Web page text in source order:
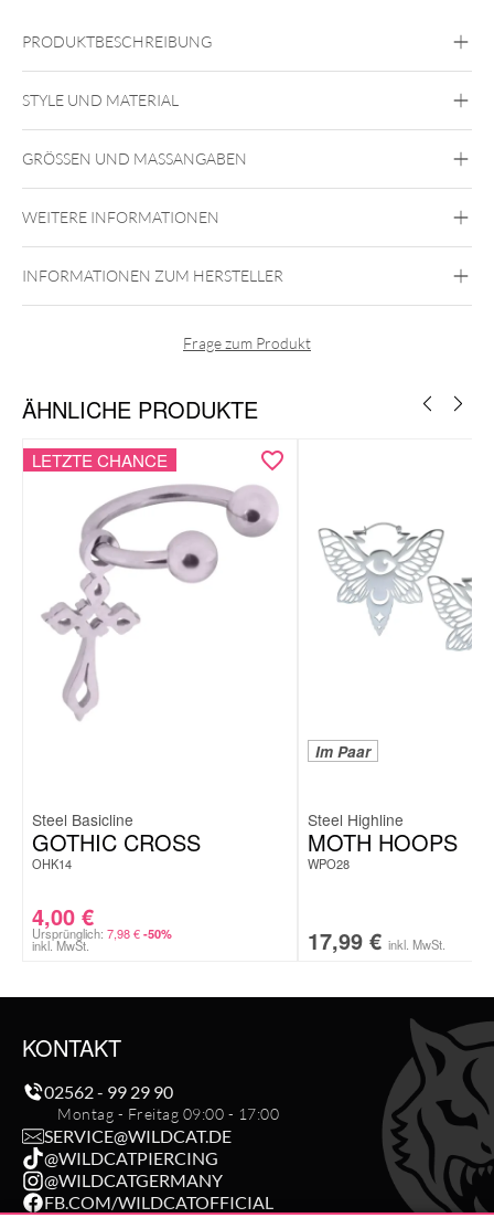
PRODUKTBESCHREIBUNG
Halskette & Hoops als harmonisches Set
Palmen-Motiv für einen tropischen, sommerlichen Look
Leicht, angenehm zu tragen & vielseitig kombinierbar
Dezente Anhänger mit entspannter, moderner Ausstrahlung
Inklusive edler Wildcat-Geschenkbox – ideal als Geschenk
STYLE UND MATERIAL
Chirurgenstahl 316L
Gold Roségold Silber
Ohr
GRÖSSEN UND MASSANGABEN
WEITERE INFORMATIONEN
INFORMATIONEN ZUM HERSTELLER
Frage zum Produkt
ÄHNLICHE PRODUKTE
LETZTE CHANCE
Steel Basicline
GOTHIC CROSS
OHK14
4,00 €
Ursprünglich: 7,98€ -50%
inkl. MwSt.
Im Paar
Steel Highline
MOTH HOOPS
WPO28
17,99 € inkl. MwSt.
KONTAKT
02562 - 99 29 90
Montag - Freitag 09:00 - 17:00
SERVICE@WILDCAT.DE
@WILDCATPIERCING
@WILDCATGERMANY
FB.COM/WILDCATOFFICIAL